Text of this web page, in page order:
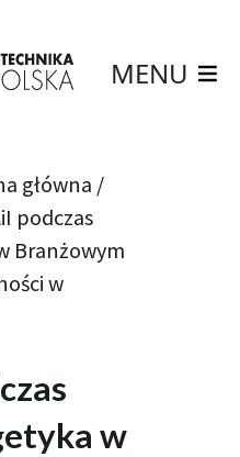
MENU
główna /
podczas
Branżowym
w
w